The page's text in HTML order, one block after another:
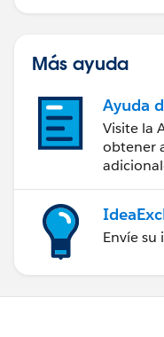
Más ayuda
Ayuda
Visite la
obtener
Envíe su